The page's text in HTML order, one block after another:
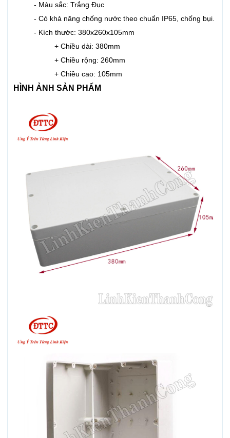
- Màu sắc: Trắng Đục
- Có khả năng chống nước theo chuẩn IP65, chống bụi.
- Kích thước: 380x260x105mm
+ Chiều dài: 380mm
+ Chiều rộng: 260mm
+ Chiều cao: 105mm
HÌNH ẢNH SẢN PHẨM